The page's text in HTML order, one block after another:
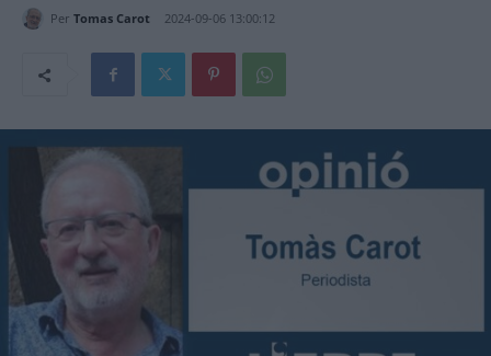
Per Tomas Carot 2024-09-06 13:00:12